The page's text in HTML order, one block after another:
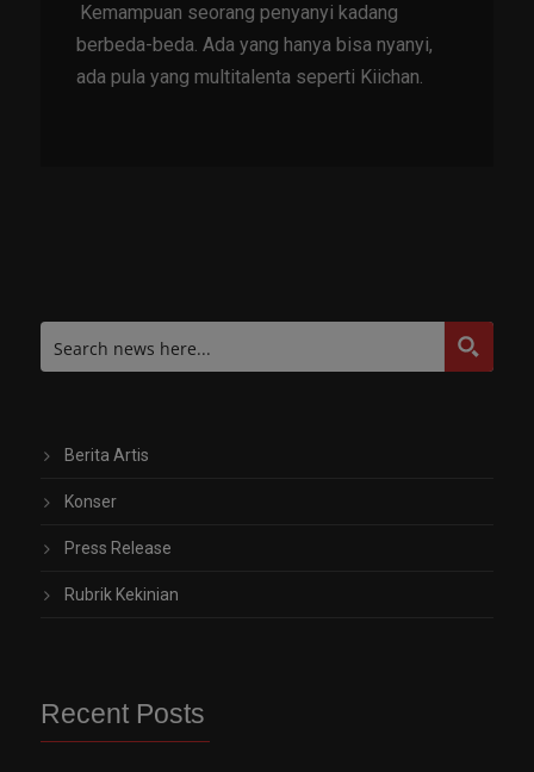
Kemampuan seorang penyanyi kadang
berbeda-beda. Ada yang hanya bisa nyanyi,
ada pula yang multitalenta seperti Kiichan.
Berita Artis
Konser
Press Release
Rubrik Kekinian
Recent Posts